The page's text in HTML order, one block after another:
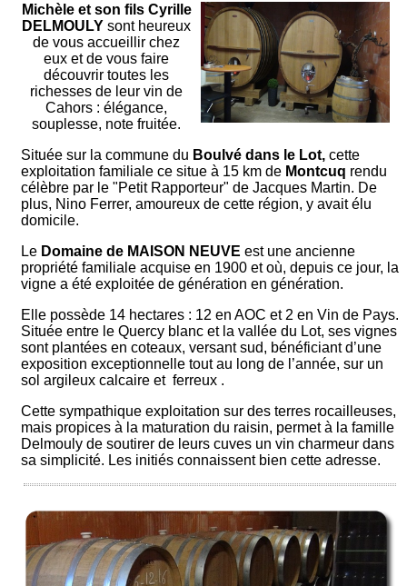
Michèle et son fils Cyrille
DELMOULY sont heureux
de vous accueillir chez
eux et de vous faire
découvrir toutes les
richesses de leur vin de
Cahors : élégance,
souplesse, note fruitée.
Située sur la commune du Boulvé dans le Lot, cette
exploitation familiale ce situe à 15 km de Montcuq rendu
célèbre par le "Petit Rapporteur" de Jacques Martin. De
plus, Nino Ferrer, amoureux de cette région, y avait élu
domicile.
Le Domaine de MAISON NEUVE est une ancienne
propriété familiale acquise en 1900 et où, depuis ce jour, la
vigne a été exploitée de génération en génération.
Elle possède 14 hectares : 12 en AOC et 2 en Vin de Pays.
Située entre le Quercy blanc et la vallée du Lot, ses vignes
sont plantées en coteaux, versant sud, bénéficiant d’une
exposition exceptionnelle tout au long de l’année, sur un
sol argileux calcaire et ferreux .
Cette sympathique exploitation sur des terres rocailleuses,
mais propices à la maturation du raisin, permet à la famille
Delmouly de soutirer de leurs cuves un vin charmeur dans
sa simplicité. Les initiés connaissent bien cette adresse.